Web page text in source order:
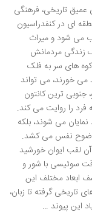
عمیق تاریخی، فرهنگی
ای در کنفدراسیون
می شود و میراث
زندگی مردمانش
های سر به فلک
می خورند، می تواند
جنوبی ترین کانتون
را روایت می کند.
می شوند، بلکه
وضوح نفس می کشد.
لقب ایوان خورشید
سوئیسی با شور و
ابعاد مختلف این
تاریخی گرفته تا زبان،
این پیوند …